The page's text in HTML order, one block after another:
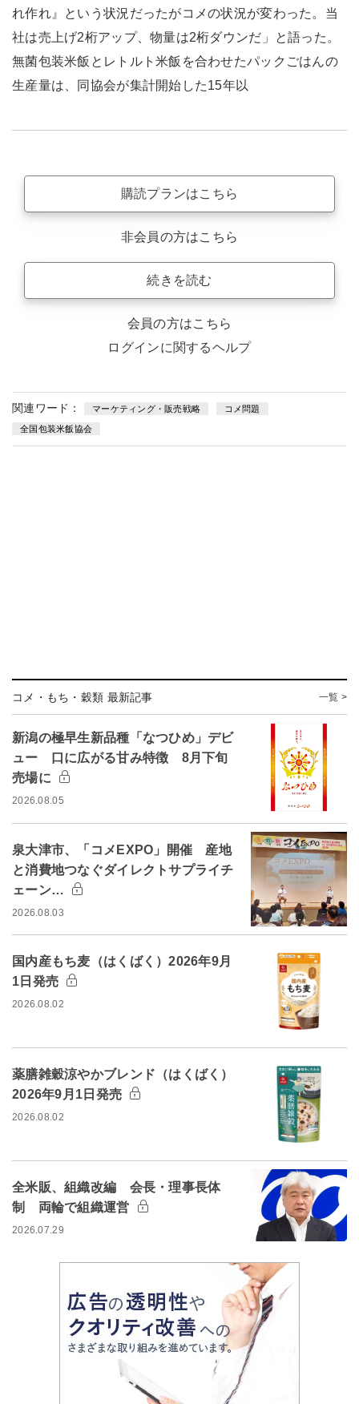
れ作れ』という状況だったがコメの状況が変わった。当
社は売上げ2桁アップ、物量は2桁ダウンだ」と語った。
無菌包装米飯とレトルト米飯を合わせたパックごはんの
生産量は、同協会が集計開始した15年以
購読プランはこちら
非会員の方はこちら
続きを読む
会員の方はこちら
ログインに関するヘルプ
関連ワード： マーケティング・販売戦略 コメ問題
全国包装米飯協会
コメ・もち・穀類 最新記事 一覧 >
新潟の極早生新品種「なつひめ」デビ
ュー 口に広がる甘み特徴 8月下旬
売場に
2026.08.05
泉大津市、「コメEXPO」開催 産地
と消費地つなぐダイレクトサプライチ
ェーン…
2026.08.03
国内産もち麦（はくばく）2026年9月
1日発売
2026.08.02
薬膳雑穀涼やかブレンド（はくばく）
2026年9月1日発売
2026.08.02
全米販、組織改編 会長・理事長体
制 両輪で組織運営
2026.07.29